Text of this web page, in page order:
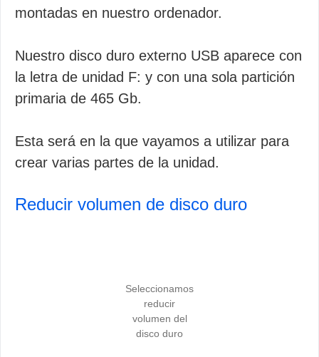
montadas en nuestro ordenador.
Nuestro disco duro externo USB aparece con
la letra de unidad F: y con una sola partición
primaria de 465 Gb.
Esta será en la que vayamos a utilizar para
crear varias partes de la unidad.
Reducir volumen de disco duro
Seleccionamos
reducir
volumen del
disco duro